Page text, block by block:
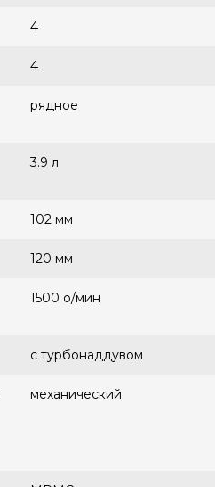
4
4
рядное
3.9 л
102 мм
120 мм
1500 о/мин
с турбонаддувом
механический